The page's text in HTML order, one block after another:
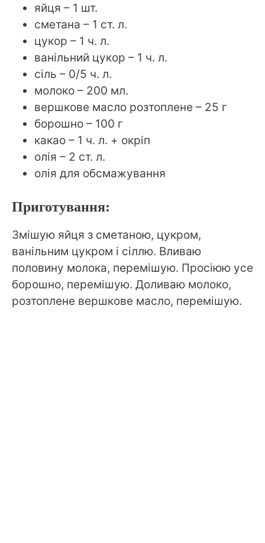
яйця – 1 шт.
сметана – 1 ст. л.
цукор – 1 ч. л.
ванільний цукор – 1 ч. л.
сіль – 0/5 ч. л.
молоко – 200 мл.
вершкове масло розтоплене – 25 г
борошно – 100 г
какао – 1 ч. л. + окріп
олія – 2 ст. л.
олія для обсмажування
Приготування:
Змішую яйця з сметаною, цукром,
ванільним цукром і сіллю. Вливаю
половину молока, перемішую. Просіюю усе
борошно, перемішую. Доливаю молоко,
розтоплене вершкове масло, перемішую.